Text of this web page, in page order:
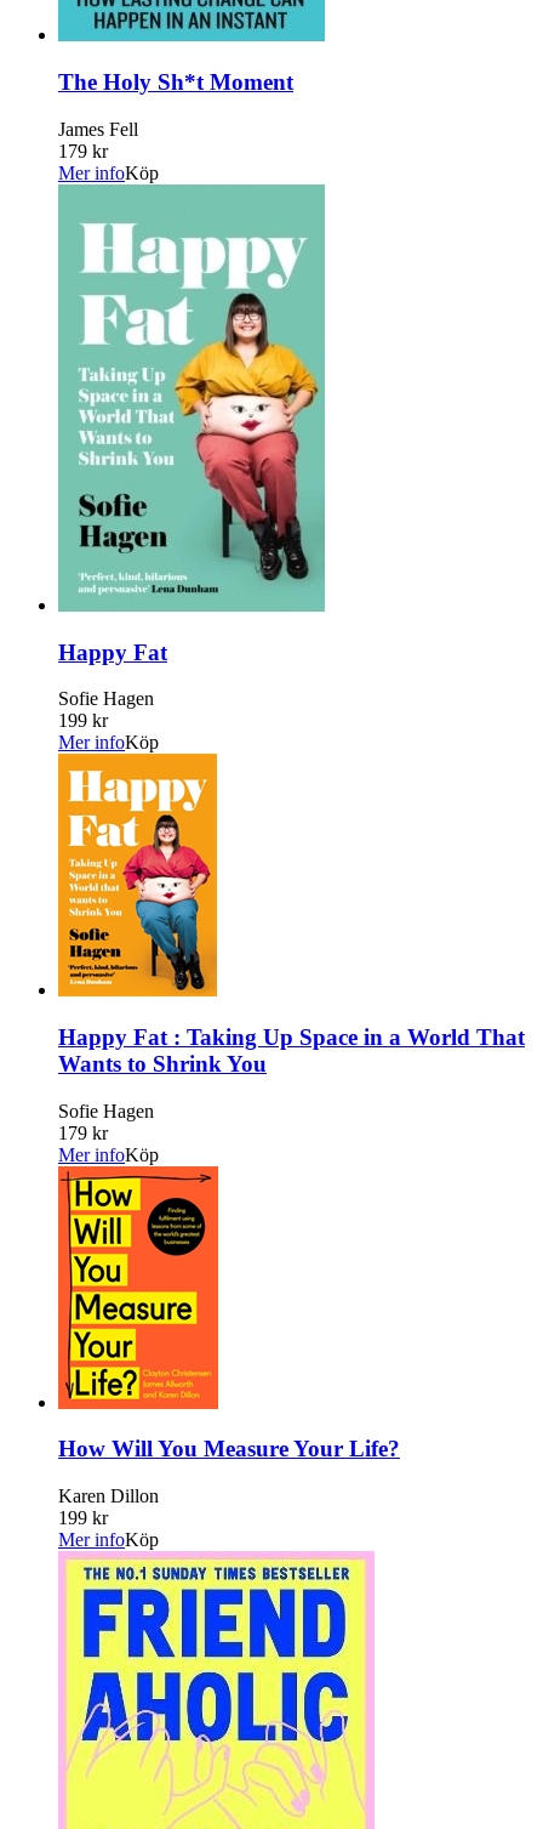
The Holy Sh*t Moment
James Fell
179 kr
Mer infoKöp
Happy Fat
Sofie Hagen
199 kr
Mer infoKöp
Happy Fat : Taking Up Space in a World That
Wants to Shrink You
Sofie Hagen
179 kr
Mer infoKöp
How Will You Measure Your Life?
Karen Dillon
199 kr
Mer infoKöp